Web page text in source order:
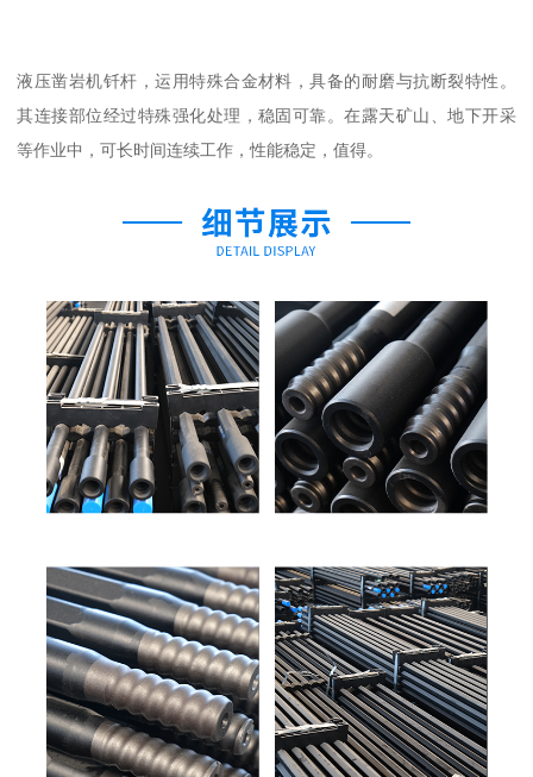
液压凿岩机钎杆，运用特殊合金材料，具备的耐磨与抗断裂特性。
其连接部位经过特殊强化处理，稳固可靠。在露天矿山、地下开采
等作业中，可长时间连续工作，性能稳定，值得。​